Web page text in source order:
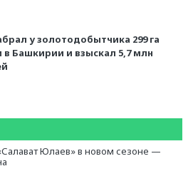
у золотодобытчика 299 га
в Башкирии и взыскал 5,7 млн
Юлаев» в новом сезоне —